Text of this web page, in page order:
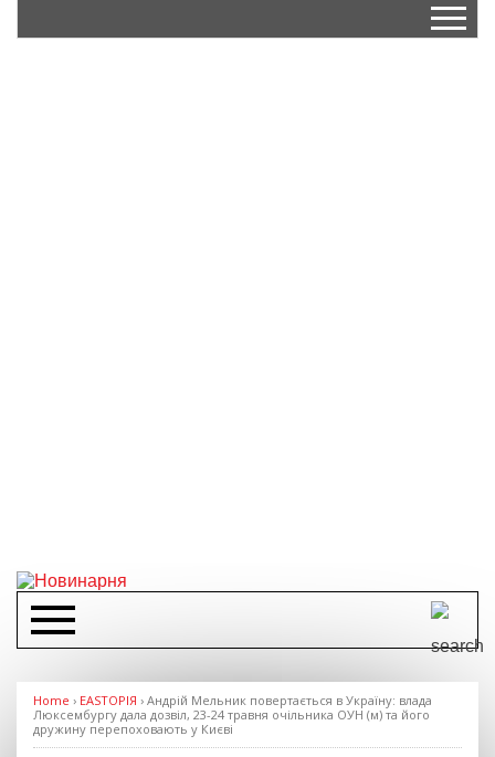
Home › EASTОРІЯ › Андрій Мельник повертається в Україну: влада
Люксембургу дала дозвіл, 23-24 травня очільника ОУН (м) та його
дружину перепоховають у Києві